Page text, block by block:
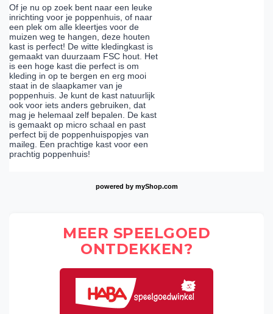
Of je nu op zoek bent naar een leuke
inrichting voor je poppenhuis, of naar
een plek om alle kleertjes voor de
muizen weg te hangen, deze houten
kast is perfect! De witte kledingkast is
gemaakt van duurzaam FSC hout. Het
is een hoge kast die perfect is om
kleding in op te bergen en erg mooi
staat in de slaapkamer van je
poppenhuis. Je kunt de kast natuurlijk
ook voor iets anders gebruiken, dat
mag je helemaal zelf bepalen. De kast
is gemaakt op micro schaal en past
perfect bij de poppenhuispopjes van
maileg. Een prachtige kast voor een
prachtig poppenhuis!
powered by myShop.com
MEER SPEELGOED
ONTDEKKEN?